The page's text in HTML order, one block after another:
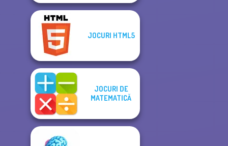
JOCURI HTML5
JOCURI DE
MATEMATICĂ